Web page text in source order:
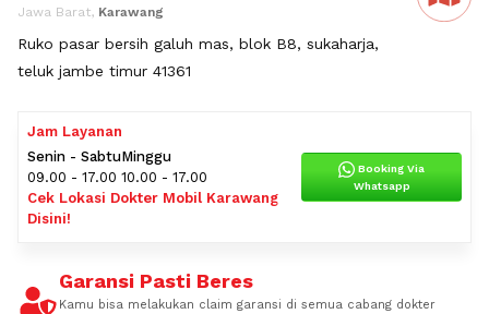
Jawa Barat, Karawang
Ruko pasar bersih galuh mas, blok B8, sukaharja,
teluk jambe timur 41361
Jam Layanan
Senin - Sabtu
09.00 - 17.00
Minggu
10.00 - 17.00
Cek Lokasi Dokter Mobil Karawang
Disini!
Booking Via
Whatsapp
Garansi Pasti Beres
Kamu bisa melakukan claim garansi di semua cabang dokter